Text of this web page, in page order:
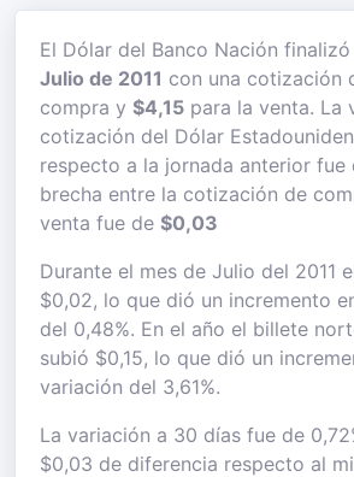
El Dólar del Banco Nación
Julio de 2011 con una cotización
compra y $4,15 para la venta. La
cotización del Dólar
respecto a la jornada anterior fue
brecha entre la cotización de
venta fue de $0,03
Durante el mes de Julio del 2011
$0,02, lo que dió un incremento
del 0,48%. En el año el billete
subió $0,15, lo que dió un
variación del 3,61%.
La variación a 30 días fue de
$0,03 de diferencia respecto al